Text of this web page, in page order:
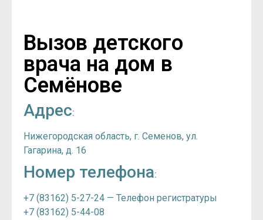
Вызов детского
врача на дом в
Семёнове
Адрес:
Нижегородская область, г. Семенов, ул.
Гагарина, д. 16
Номер телефона:
+7 (83162) 5-27-24 — Телефон регистратуры
+7 (83162) 5-44-08